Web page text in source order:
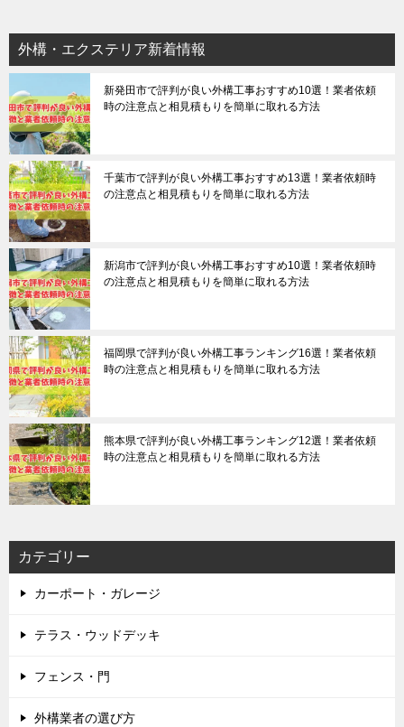
外構・エクステリア新着情報
新発田市で評判が良い外構工事おすすめ10選！業者依頼
時の注意点と相見積もりを簡単に取れる方法
千葉市で評判が良い外構工事おすすめ13選！業者依頼時
の注意点と相見積もりを簡単に取れる方法
新潟市で評判が良い外構工事おすすめ10選！業者依頼時
の注意点と相見積もりを簡単に取れる方法
福岡県で評判が良い外構工事ランキング16選！業者依頼
時の注意点と相見積もりを簡単に取れる方法
熊本県で評判が良い外構工事ランキング12選！業者依頼
時の注意点と相見積もりを簡単に取れる方法
カテゴリー
カーポート・ガレージ
テラス・ウッドデッキ
フェンス・門
外構業者の選び方